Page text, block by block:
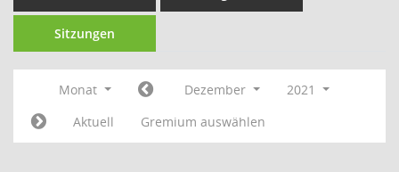
Sitzungen
Monat Dezember
2021
Aktuell
Gremium auswählen